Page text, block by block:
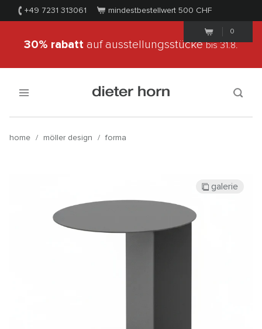
+49 7231 313061 mindestbestellwert 500 CHF
0
30% rabatt auf ausstellungsstückebis 31.8.
home / möller design / forma
galerie